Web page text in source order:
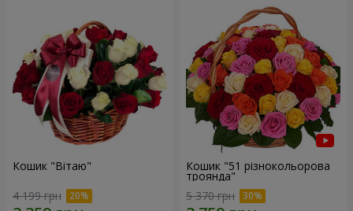
Кошик "Вітаю"
4 199 грн
Кошик "51 різнокольорова
троянда"
5 370 грн